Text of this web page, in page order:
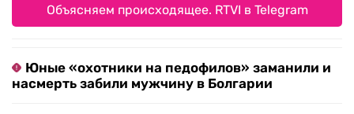
Объясняем происходящее. RTVI в Telegram
Юные «охотники на педофилов» заманили и
насмерть забили мужчину в Болгарии